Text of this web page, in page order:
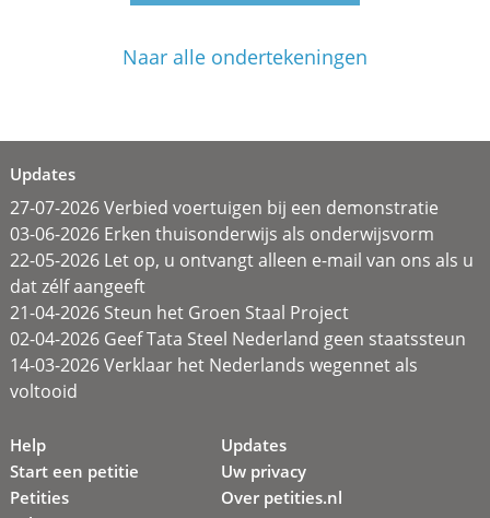
Naar alle ondertekeningen
Updates
27-07-2026 Verbied voertuigen bij een demonstratie
03-06-2026 Erken thuisonderwijs als onderwijsvorm
22-05-2026 Let op, u ontvangt alleen e-mail van ons als u
dat zélf aangeeft
21-04-2026 Steun het Groen Staal Project
02-04-2026 Geef Tata Steel Nederland geen staatssteun
14-03-2026 Verklaar het Nederlands wegennet als
voltooid
Help
Start een petitie
Petities
Updates
Uw privacy
Over petities.nl